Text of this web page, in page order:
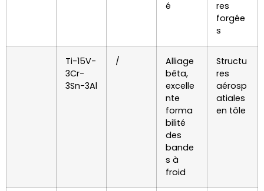
é
res
forgée
s
Ti-15V-
3Cr-
3Sn-3Al
/
Alliage
bêta,
excelle
nte
forma
bilité
des
bande
s à
froid
Structu
res
aérosp
atiales
en tôle